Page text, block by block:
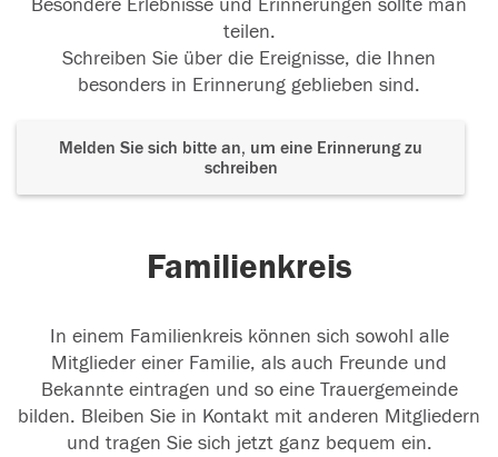
Besondere Erlebnisse und Erinnerungen sollte man
teilen.
Schreiben Sie über die Ereignisse, die Ihnen
besonders in Erinnerung geblieben sind.
Melden Sie sich bitte an, um eine Erinnerung zu
schreiben
Familienkreis
In einem Familienkreis können sich sowohl alle
Mitglieder einer Familie, als auch Freunde und
Bekannte eintragen und so eine Trauergemeinde
bilden. Bleiben Sie in Kontakt mit anderen Mitgliedern
und tragen Sie sich jetzt ganz bequem ein.